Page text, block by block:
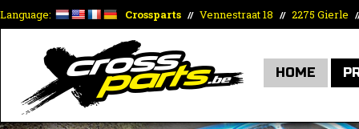
Language: Crossparts // Vennestraat 18 // 2275 Gierle
HOME